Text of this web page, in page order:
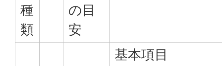
種
類
の目
安
基本項目